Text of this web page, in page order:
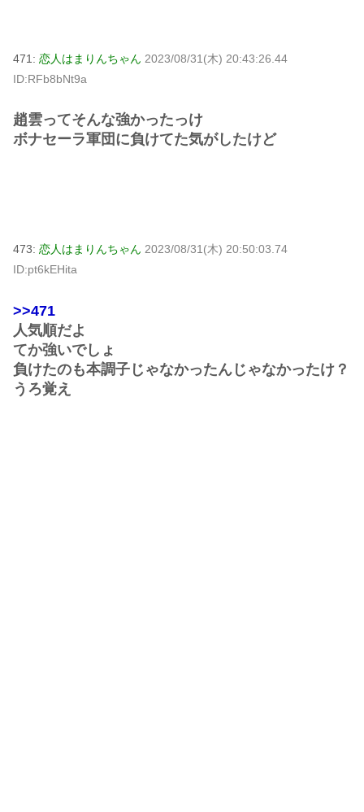
471: 恋人はまりんちゃん 2023/08/31(木) 20:43:26.44
ID:RFb8bNt9a
趙雲ってそんな強かったっけ
ボナセーラ軍団に負けてた気がしたけど
473: 恋人はまりんちゃん 2023/08/31(木) 20:50:03.74
ID:pt6kEHita
>>471
人気順だよ
てか強いでしょ
負けたのも本調子じゃなかったんじゃなかったけ？
うろ覚え